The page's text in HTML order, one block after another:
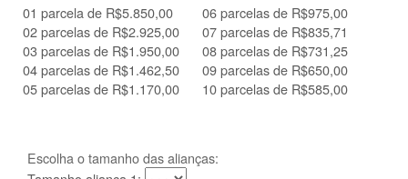
01 parcela de R$5.850,00
02 parcelas de R$2.925,00
03 parcelas de R$1.950,00
04 parcelas de R$1.462,50
05 parcelas de R$1.170,00
06 parcelas de R$975,00
07 parcelas de R$835,71
08 parcelas de R$731,25
09 parcelas de R$650,00
10 parcelas de R$585,00
Escolha o tamanho das alianças: